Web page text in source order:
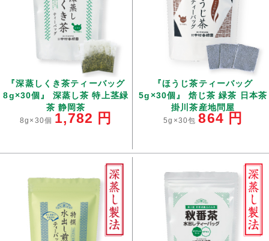
『深蒸しくき茶ティーバッグ
8g×30個』 深蒸し茶 特上茎緑
茶 静岡茶
8g×30個 1,782 円
『ほうじ茶ティーバッグ
5g×30個』 焙じ茶 緑茶 日本茶
掛川茶産地問屋
5g×30包 864 円